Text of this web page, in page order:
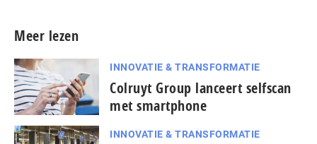
Meer lezen
INNOVATIE & TRANSFORMATIE
Colruyt Group lanceert selfscan
met smartphone
INNOVATIE & TRANSFORMATIE